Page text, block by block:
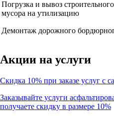
Погрузка и вывоз
мусора на утилизацию
Демонтаж дорожного
Акции на услуги
Скидка 10% при заказе услуг с
Заказывайте услуги
получаете скидку в размере 10%